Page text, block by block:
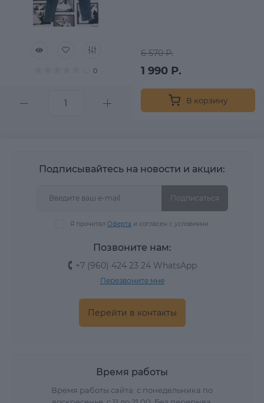
0
6 570 Р.
1 990 Р.
В корзину
Подписывайтесь на новости и акции:
Подписаться
Я прочитал Оферта и согласен с условиями
Позвоните нам:
+7 (960) 424 23 24 WhatsApp
Перезвоните мне
Перейти в контакты
Время работы
Время работы сайта: с понедельника по